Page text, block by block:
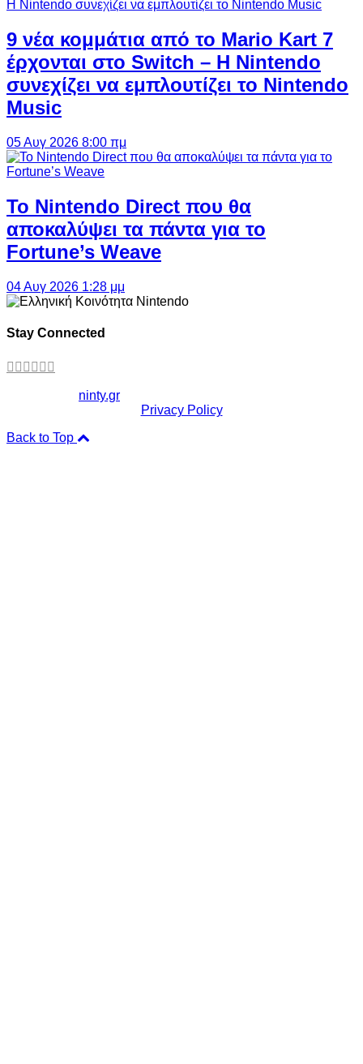
9 νέα κομμάτια από το Mario Kart 7
έρχονται στο Switch – Η Nintendo
συνεχίζει να εμπλουτίζει το Nintendo
Music
05 Αυγ 2026 8:00 πμ
Το Nintendo Direct που θα
αποκαλύψει τα πάντα για το
Fortune’s Weave
04 Αυγ 2026 1:28 μμ
Stay Connected
ninty.gr
Privacy Policy
Back to Top